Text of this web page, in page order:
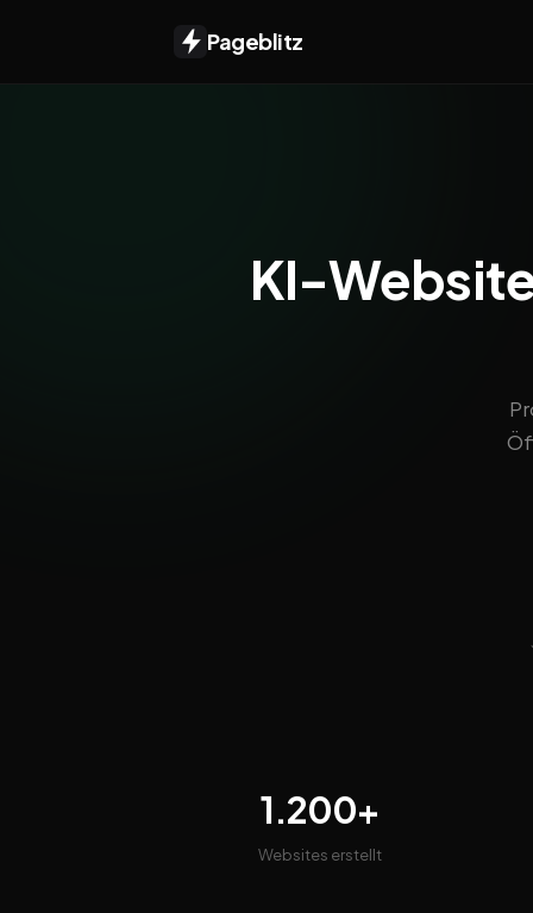
Pageblitz
KI-
1.200+
Websites erstellt